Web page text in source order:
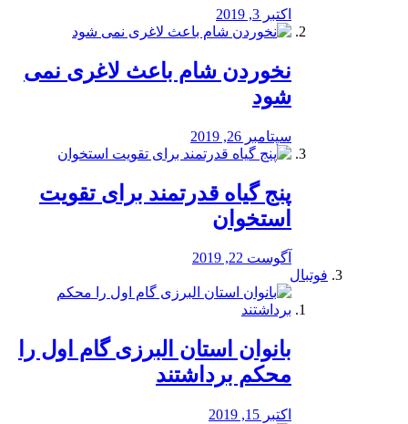
اکتبر 3, 2019
نخوردن شام باعث لاغری نمی
‌شود
سپتامبر 26, 2019
پنج گیاه قدرتمند برای تقویت
استخوان
آگوست 22, 2019
فوتبال
بانوان استان البرزی گام اول را
محكم برداشتند
اکتبر 15, 2019